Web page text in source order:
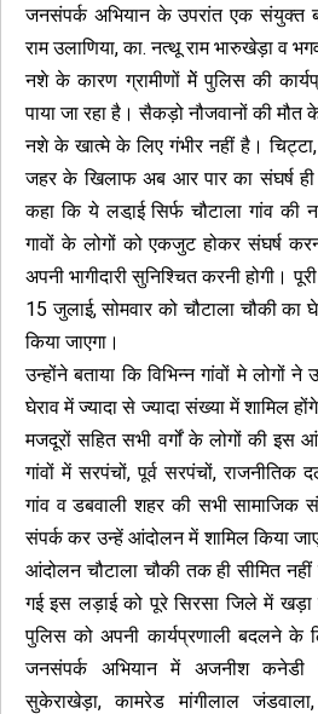
जनसंपर्क अभियान के उपरांत एक संयुक्त
राम उलाणिया, का. नत्थू राम भारुखेड़ा व
नशे के कारण ग्रामीणों मेें पुलिस की
पाया जा रहा है। सैकड़ो नौजवानों की
नशे के खात्मे के लिए गंभीर नहीं है।
जहर के खिलाफ अब आर पार का संघर्ष ही
कहा कि ये लडा़ई सिर्फ चौटाला गांव
गावों के लोगों को एकजुट होकर संघर्ष
अपनी भागीदारी सुनिश्चित करनी होगी।
15 जुलाई, सोमवार को चौटाला चौकी का
किया जाएगा।
उन्होंने बताया कि विभिन्न गांवों मे लोगों ने
घेराव में ज्यादा से ज्यादा संख्या में शामिल
मजदूरों सहित सभी वर्गों के लोगों की इस
गांवों में सरपंचों, पूर्व सरपंचों, राजनीतिक
गांव व डबवाली शहर की सभी सामाजिक
संपर्क कर उन्हें आंदोलन में शामिल किया
आंदोलन चौटाला चौकी तक ही सीमित
गई इस लड़ाई को पूरे सिरसा जिले में
पुलिस को अपनी कार्यप्रणाली बदलने
जनसंपर्क अभियान में अजनीश कनेडी
सुकेराखेड़ा, कामरेड मांगीलाल